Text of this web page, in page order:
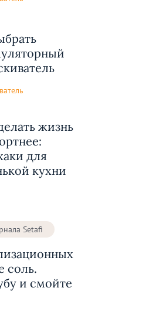
жизнь
для
кухни
Setafi